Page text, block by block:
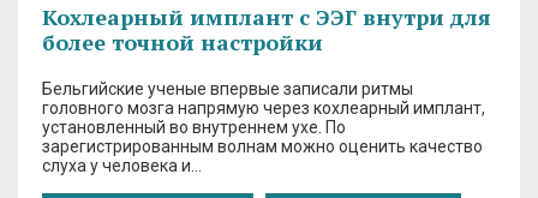
Кохлеарный имплант с ЭЭГ внутри для
более точной настройки
Бельгийские ученые впервые записали ритмы
головного мозга напрямую через кохлеарный имплант,
установленный во внутреннем ухе. По
зарегистрированным волнам можно оценить качество
слуха у человека и…